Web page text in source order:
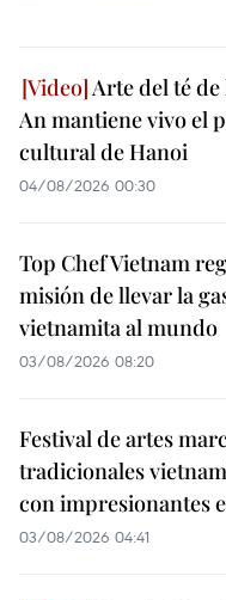
Arte del té
An mantiene vivo el
cultural de Hanoi
04/08/2026 00:30
Top Chef Vietnam
misión de llevar la
vietnamita al mundo
03/08/2026 08:20
Festival de artes
tradicionales
con impresionantes
03/08/2026 04:41